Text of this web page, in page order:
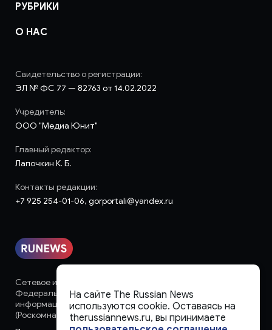
РУБРИКИ
О НАС
Сетевое издание «runews» (18+) зарегистрировано в
Федеральной службе по надзору в сфере связи,
информационных технологий и массовых коммуникаций
(Роскомнадзор)
Свидетельство о регистрации:
ЭЛ № ФС 77 — 82763 от 14.02.2022
Учредитель:
ООО "Медиа Юнит"
Главный редактор:
Лапочкин К. Б.
Контакты редакции:
+7 925 254-01-06, gorportali@yandex.ru
На сайте The Russian News
используются cookie. Оставаясь на
therussiannews.ru, вы принимаете